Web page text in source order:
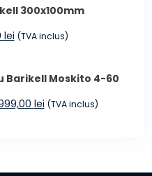
99,99 lei.
300x100mm
leiPrețul
89,00 lei.
(TVA inclus)
Barikell Moskito 4-60
leiPrețul
(TVA inclus)